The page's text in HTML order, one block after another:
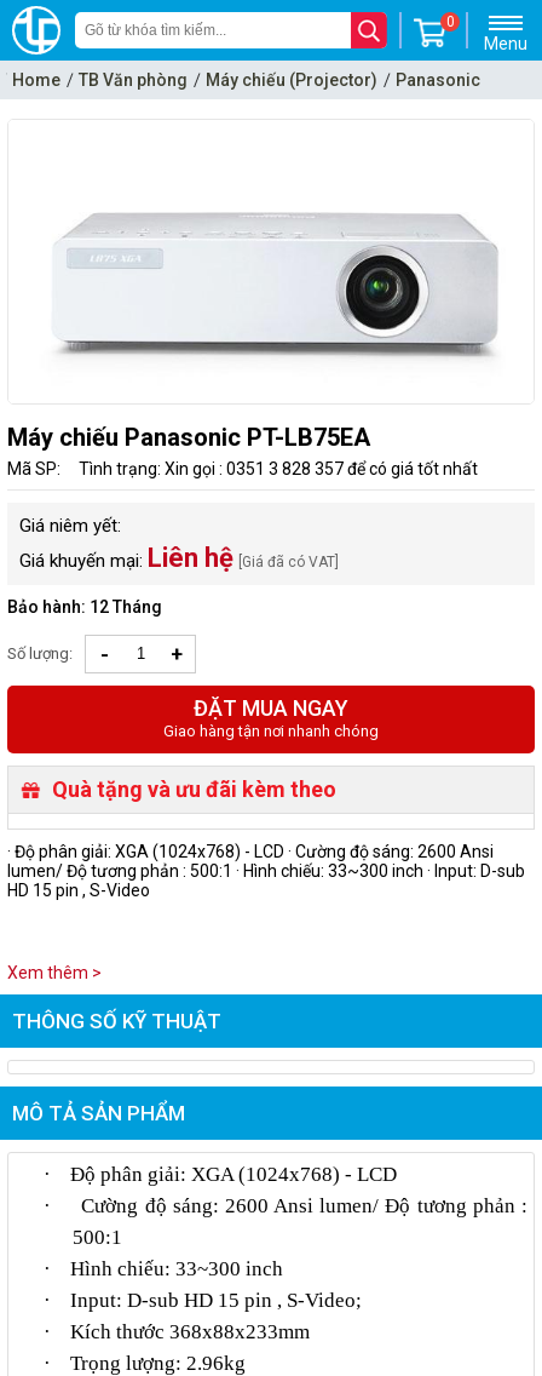
Menu
0
Home TB Văn phòng Máy chiếu (Projector) Panasonic
Máy chiếu Panasonic PT-LB75EA
Mã SP: Tình trạng: Xin gọi : 0351 3 828 357 để có giá tốt nhất
Giá niêm yết:
Giá khuyến mại: Liên hệ [Giá đã có VAT]
Bảo hành: 12 Tháng
Số lượng: - +
ĐẶT MUA NGAY
Giao hàng tận nơi nhanh chóng
Quà tặng và ưu đãi kèm theo
· Độ phân giải: XGA (1024x768) - LCD · Cường độ sáng: 2600 Ansi
lumen/ Độ tương phản : 500:1 · Hình chiếu: 33~300 inch · Input: D-sub
HD 15 pin , S-Video
Xem thêm >
THÔNG SỐ KỸ THUẬT
MÔ TẢ SẢN PHẨM
·
Độ phân giải: XGA (1024x768) - LCD
·
Cường độ sáng: 2600 Ansi lumen/ Độ tương phản :
500:1
·
Hình chiếu: 33~300 inch
·
Input: D-sub HD 15 pin , S-Video;
·
Kích thước 368x88x233mm
·
Trọng lượng: 2.96kg